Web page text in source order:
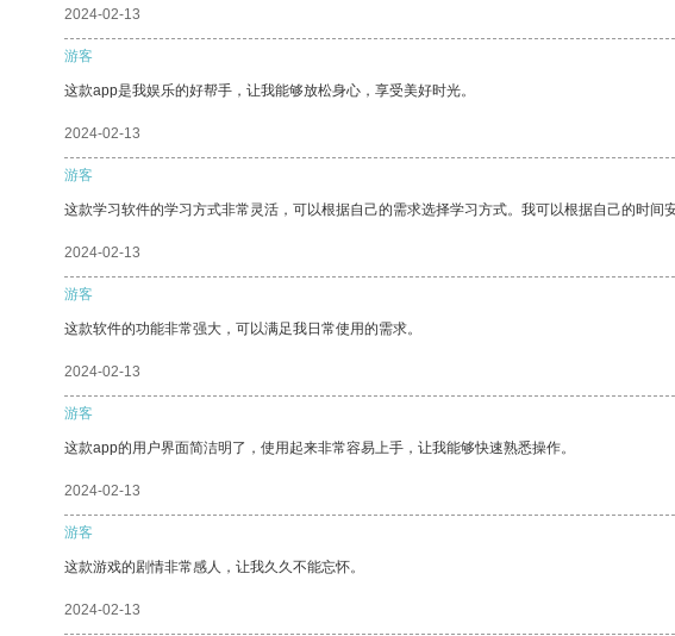
2024-02-13
游客
这款app是我娱乐的好帮手，让我能够放松身心，享受美好时光。
2024-02-13
游客
这款学习软件的学习方式非常灵活，可以根据自己的需求选择学习方式。我可以根据自己的时间
2024-02-13
游客
这款软件的功能非常强大，可以满足我日常使用的需求。
2024-02-13
游客
这款app的用户界面简洁明了，使用起来非常容易上手，让我能够快速熟悉操作。
2024-02-13
游客
这款游戏的剧情非常感人，让我久久不能忘怀。
2024-02-13